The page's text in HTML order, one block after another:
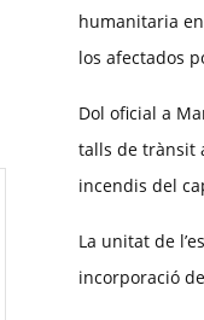
humanitaria
los afectados
Dol oficial a
talls de trànsit
incendis del
La unitat de
incorporació